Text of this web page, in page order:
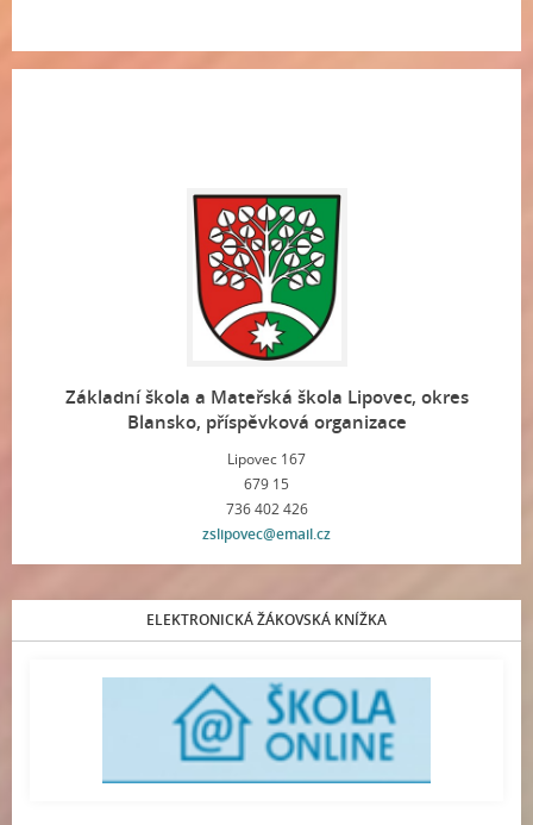
Základní škola a Mateřská škola Lipovec, okres
Blansko, příspěvková organizace
Lipovec 167
679 15
736 402 426
zslipovec@email.cz
ELEKTRONICKÁ ŽÁKOVSKÁ KNÍŽKA